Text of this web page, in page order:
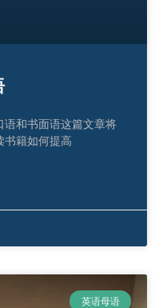
语和书面语这篇文章将
书籍如何提高
英语母语